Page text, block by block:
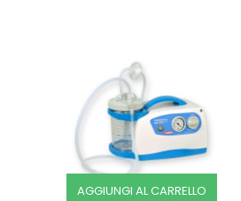
AGGIUNGI AL CARRELLO